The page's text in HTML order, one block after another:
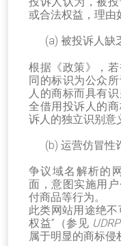
或合法权益，理由
(a) 被投诉人缺
根据《政策》，
同的标识为公众
人的商标而具有
全借用投诉人的
诉人的独立识别意
(b) 运营仿冒性
争议域名解析的
面，意图实施用
付商品等行为。
此类网站用途绝
权益” （参见
属于明显的商标侵